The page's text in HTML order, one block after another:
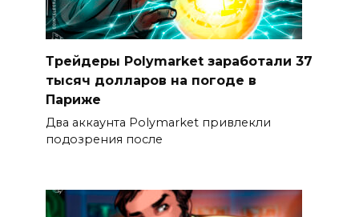
Трейдеры Polymarket заработали 37
тысяч долларов на погоде в
Париже
Два аккаунта Polymarket привлекли
подозрения после